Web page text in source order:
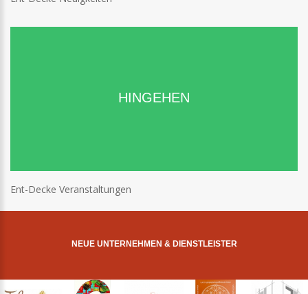
HINGEHEN
Ent-Decke Veranstaltungen
NEUE UNTERNEHMEN & DIENSTLEISTER